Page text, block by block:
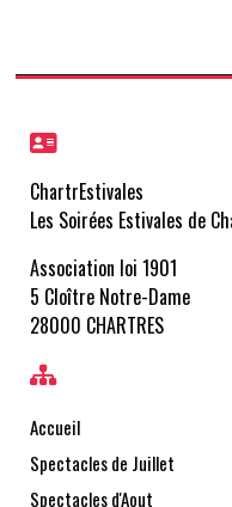
Accueil
Spectacles de Juillet
Spectacles d'Aout
L'équipe
Il était une fois… les bénévoles
La presse en parle
Partenaires
Mentions légales